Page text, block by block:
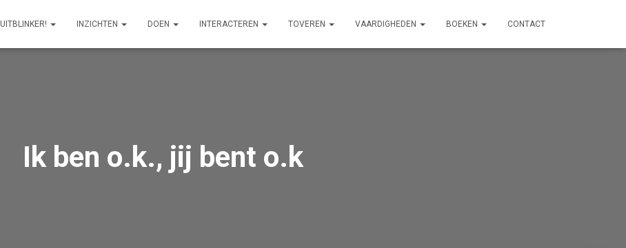
UITBLINKER! INZICHTEN DOEN INTERACTEREN TOVEREN VAARDIGHEDEN BOEKEN CONTACT
Ik ben o.k., jij bent o.k